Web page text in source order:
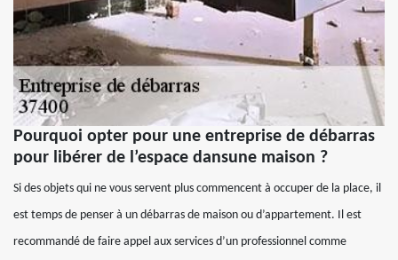
Pourquoi opter pour une entreprise de débarras
pour libérer de l’espace dansune maison ?
Si des objets qui ne vous servent plus commencent à occuper de la place, il
est temps de penser à un débarras de maison ou d’appartement. Il est
recommandé de faire appel aux services d’un professionnel comme